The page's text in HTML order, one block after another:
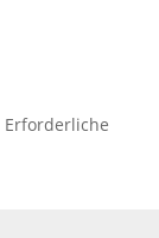
Erforderliche